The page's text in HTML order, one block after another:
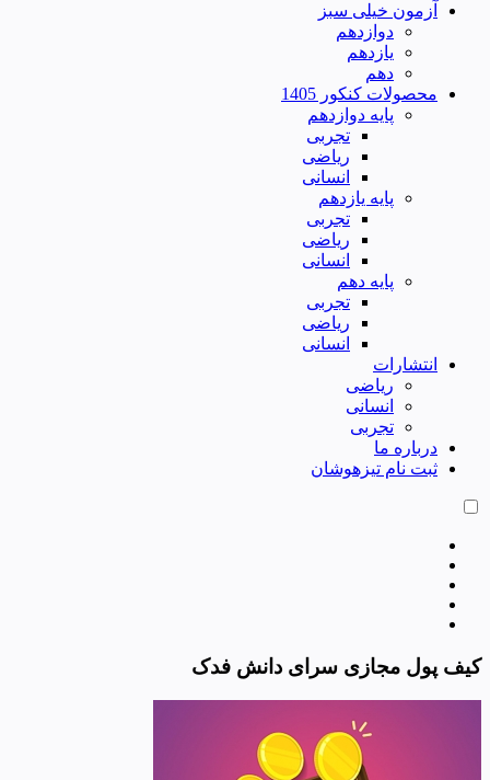
آزمون خیلی سبز
دوازدهم
یازدهم
دهم
محصولات کنکور 1405
پایه دوازدهم
تجربی
ریاضی
انسانی
پایه یازدهم
تجربی
ریاضی
انسانی
پایه دهم
تجربی
ریاضی
انسانی
انتشارات
ریاضی
انسانی
تجربی
درباره ما
ثبت نام تیزهوشان
کیف پول مجازی سرای دانش فدک